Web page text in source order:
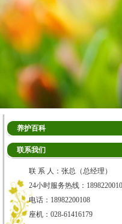
养护百科
联系我们
联 系 人：张总（总经理）
24小时服务热线：
电话：18982200108
座机：028-61416179